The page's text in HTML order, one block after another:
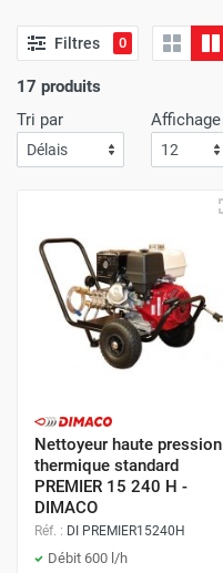
Filtres 0
17 produits
Tri par
Affichage
Nettoyeur haute pression
thermique standard
PREMIER 15 240 H -
DIMACO
Réf. : DI PREMIER15240H
Débit 600 l/h